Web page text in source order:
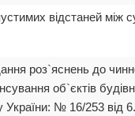
відстаней між
роз`яснень до
об`єктів
України: № 16/253 від